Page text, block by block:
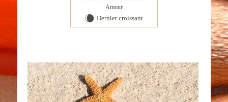
Amour
X Dernier croissant